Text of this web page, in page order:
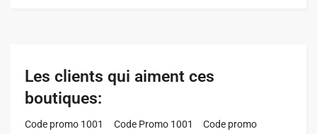
Les clients qui aiment ces
boutiques:
Code promo 1001
Code Promo 1001
Code promo